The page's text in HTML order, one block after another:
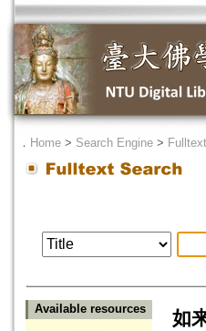
． Home > Search Engine >
Available resources
如